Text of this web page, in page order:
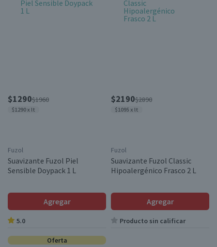
$1290$1960
$1290 x lt
Fuzol
Suavizante Fuzol Piel
Sensible Doypack 1 L
Agregar
5.0
$2190$2890
$1095 x lt
Fuzol
Suavizante Fuzol Classic
Hipoalergénico Frasco 2 L
Agregar
Producto sin calificar
Oferta